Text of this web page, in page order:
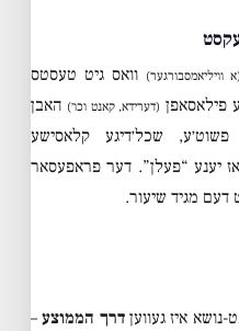
(א וויליאמסבורגער) וואס גיט טעסטס
פילאסאפן (דערידא, קאנט וכו׳) האבן
שכל׳דיגע קלאסישע
יענע “פעלן”. דער פראפעסאר
מגיד שיעור.
נושא איז געוועןדרך הממוצע–